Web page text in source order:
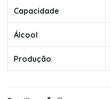
Capacidade
Álcool
Produção